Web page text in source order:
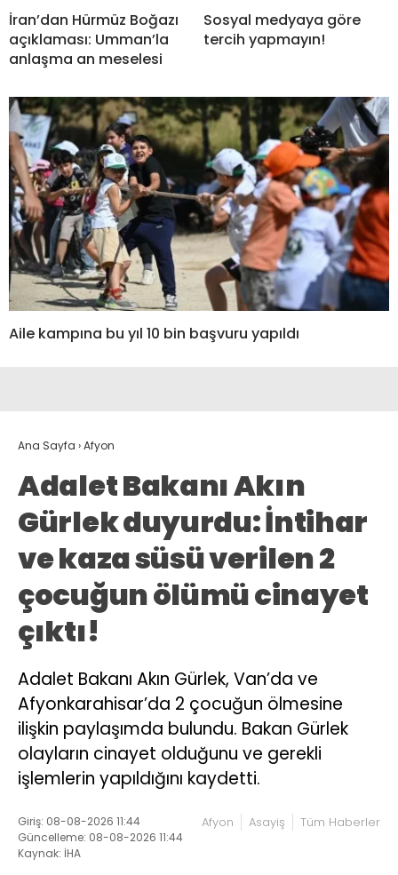
İran’dan Hürmüz Boğazı
açıklaması: Umman’la
anlaşma an meselesi
Sosyal medyaya göre
tercih yapmayın!
Aile kampına bu yıl 10 bin başvuru yapıldı
Ana Sayfa ›Afyon
Adalet Bakanı Akın
Gürlek duyurdu: İntihar
ve kaza süsü verilen 2
çocuğun ölümü cinayet
çıktı!
Adalet Bakanı Akın Gürlek, Van’da ve
Afyonkarahisar’da 2 çocuğun ölmesine
ilişkin paylaşımda bulundu. Bakan Gürlek
olayların cinayet olduğunu ve gerekli
işlemlerin yapıldığını kaydetti.
Giriş: 08-08-2026 11:44
Güncelleme: 08-08-2026 11:44
Kaynak: İHA
Afyon Asayiş Tüm Haberler